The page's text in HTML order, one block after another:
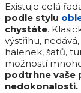
Existuje celá
podle stylu
chystáte.
výstřihu,
halenek, šatů,
možností
podtrhne vaše
nedokonalosti.